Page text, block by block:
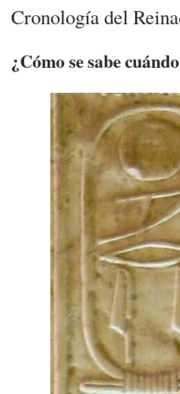
Cronología del
¿Cómo se sabe